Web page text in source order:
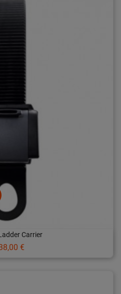
Carrier
€